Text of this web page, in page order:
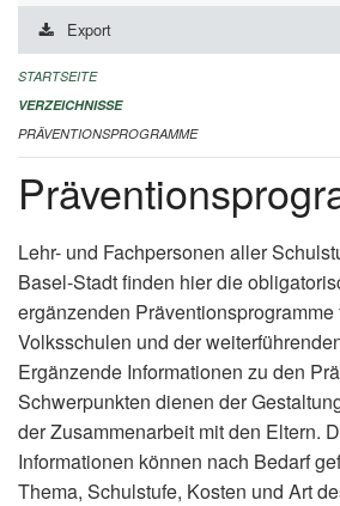
DURCHFÜHRUNG UND FINANZIERUNG
IMPRESSUM
Export
STARTSEITE
VERZEICHNISSE
PRÄVENTIONSPROGRAMME
Lehr- und Fachpersonen aller
Basel-Stadt finden hier die
ergänzenden
Volksschulen und der
Ergänzende Informationen zu den
Schwerpunkten dienen der
der Zusammenarbeit mit den Eltern.
Informationen können nach Bedarf
Thema, Schulstufe, Kosten und Art